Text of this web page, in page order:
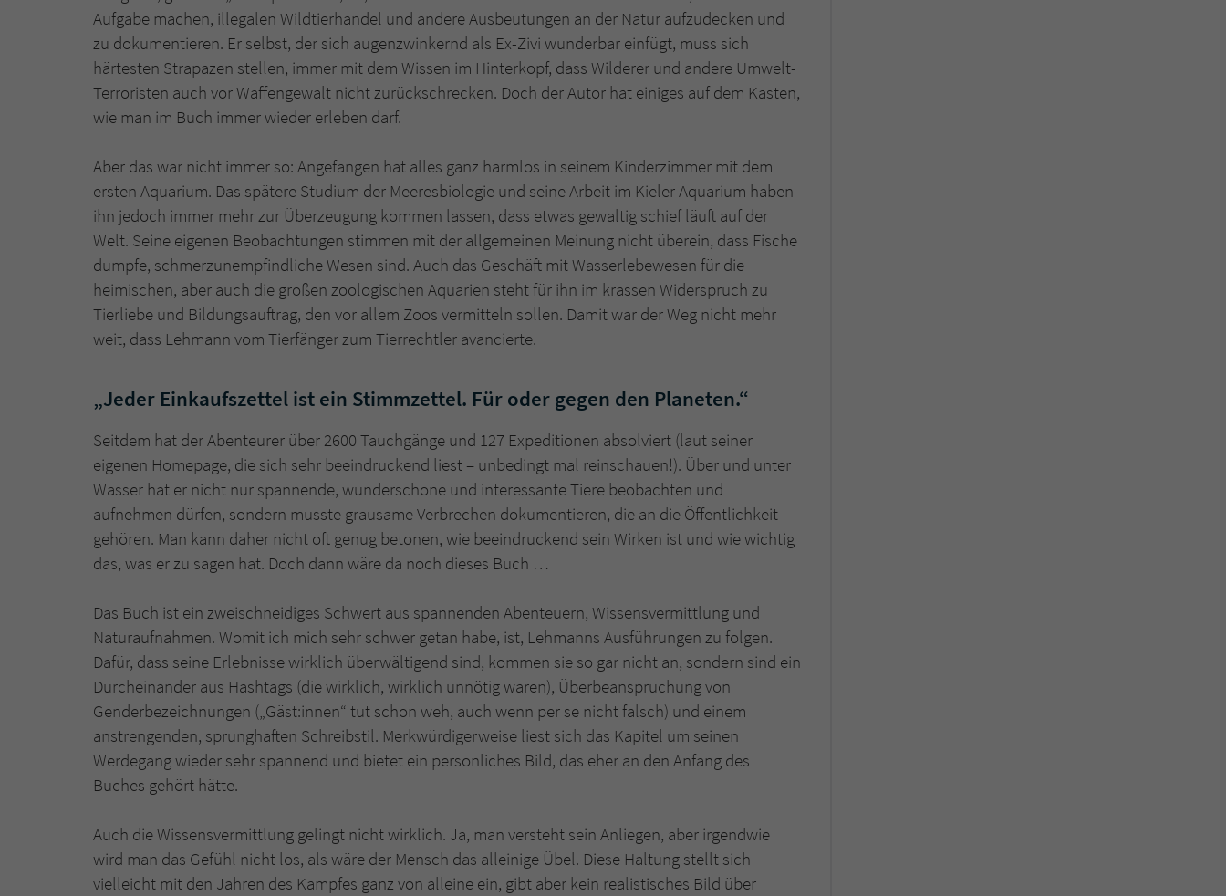
Aufgabe machen, illegalen Wildtierhandel und andere Ausbeutungen an der Natur aufzudecken und
zu dokumentieren. Er selbst, der sich augenzwinkernd als Ex-Zivi wunderbar einfügt, muss sich
härtesten Strapazen stellen, immer mit dem Wissen im Hinterkopf, dass Wilderer und andere Umwelt-
Terroristen auch vor Waffengewalt nicht zurückschrecken. Doch der Autor hat einiges auf dem Kasten,
wie man im Buch immer wieder erleben darf.
Aber das war nicht immer so: Angefangen hat alles ganz harmlos in seinem Kinderzimmer mit dem
ersten Aquarium. Das spätere Studium der Meeresbiologie und seine Arbeit im Kieler Aquarium haben
ihn jedoch immer mehr zur Überzeugung kommen lassen, dass etwas gewaltig schief läuft auf der
Welt. Seine eigenen Beobachtungen stimmen mit der allgemeinen Meinung nicht überein, dass Fische
dumpfe, schmerzunempfindliche Wesen sind. Auch das Geschäft mit Wasserlebewesen für die
heimischen, aber auch die großen zoologischen Aquarien steht für ihn im krassen Widerspruch zu
Tierliebe und Bildungsauftrag, den vor allem Zoos vermitteln sollen. Damit war der Weg nicht mehr
weit, dass Lehmann vom Tierfänger zum Tierrechtler avancierte.
„Jeder Einkaufszettel ist ein Stimmzettel. Für oder gegen den Planeten.“
Seitdem hat der Abenteurer über 2600 Tauchgänge und 127 Expeditionen absolviert (laut seiner
eigenen Homepage, die sich sehr beeindruckend liest – unbedingt mal reinschauen!). Über und unter
Wasser hat er nicht nur spannende, wunderschöne und interessante Tiere beobachten und
aufnehmen dürfen, sondern musste grausame Verbrechen dokumentieren, die an die Öffentlichkeit
gehören. Man kann daher nicht oft genug betonen, wie beeindruckend sein Wirken ist und wie wichtig
das, was er zu sagen hat. Doch dann wäre da noch dieses Buch …
Das Buch ist ein zweischneidiges Schwert aus spannenden Abenteuern, Wissensvermittlung und
Naturaufnahmen. Womit ich mich sehr schwer getan habe, ist, Lehmanns Ausführungen zu folgen.
Dafür, dass seine Erlebnisse wirklich überwältigend sind, kommen sie so gar nicht an, sondern sind ein
Durcheinander aus Hashtags (die wirklich, wirklich unnötig waren), Überbeanspruchung von
Genderbezeichnungen („Gäst:innen“ tut schon weh, auch wenn per se nicht falsch) und einem
anstrengenden, sprunghaften Schreibstil. Merkwürdigerweise liest sich das Kapitel um seinen
Werdegang wieder sehr spannend und bietet ein persönliches Bild, das eher an den Anfang des
Buches gehört hätte.
Auch die Wissensvermittlung gelingt nicht wirklich. Ja, man versteht sein Anliegen, aber irgendwie
wird man das Gefühl nicht los, als wäre der Mensch das alleinige Übel. Diese Haltung stellt sich
vielleicht mit den Jahren des Kampfes ganz von alleine ein, gibt aber kein realistisches Bild über
überprüfen.